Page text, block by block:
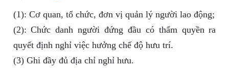
(1): Cơ quan, tổ chức, đơn vị quản lý người lao động;
(2): Chức danh người đứng đầu có thẩm quyền ra
quyết định nghỉ việc hưởng chế độ hưu trí.
(3) Ghi đầy đủ địa chỉ nghỉ hưu.